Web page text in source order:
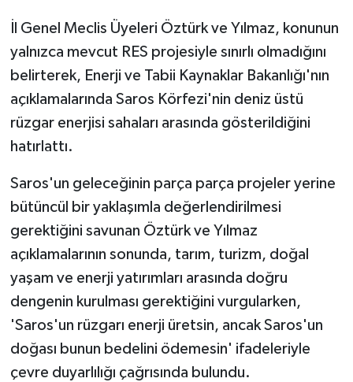
İl Genel Meclis Üyeleri Öztürk ve Yılmaz, konunun
yalnızca mevcut RES projesiyle sınırlı olmadığını
belirterek, Enerji ve Tabii Kaynaklar Bakanlığı'nın
açıklamalarında Saros Körfezi'nin deniz üstü
rüzgar enerjisi sahaları arasında gösterildiğini
hatırlattı.
Saros'un geleceğinin parça parça projeler yerine
bütüncül bir yaklaşımla değerlendirilmesi
gerektiğini savunan Öztürk ve Yılmaz
açıklamalarının sonunda, tarım, turizm, doğal
yaşam ve enerji yatırımları arasında doğru
dengenin kurulması gerektiğini vurgularken,
'Saros'un rüzgarı enerji üretsin, ancak Saros'un
doğası bunun bedelini ödemesin' ifadeleriyle
çevre duyarlılığı çağrısında bulundu.